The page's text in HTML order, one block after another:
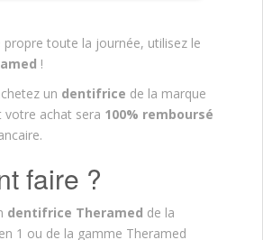
propre toute la journée, utilisez le
!
un dentifrice de la marque
votre achat sera 100% remboursé
faire ?
dentifrice Theramed de la
1 ou de la gamme Theramed